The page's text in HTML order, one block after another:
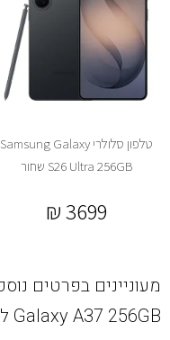
טלפון סלולרי Samsung Galaxy
S26 Ultra 256GB שחור
₪3699
Galaxy A37 256GB לבן?